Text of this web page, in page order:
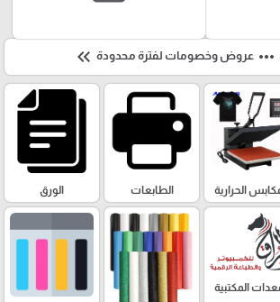
more_horiz عروض وخصومات لفترة محدودة keyboard_double_arrow_left
الحرارية الطابعات الورق
المكتبية